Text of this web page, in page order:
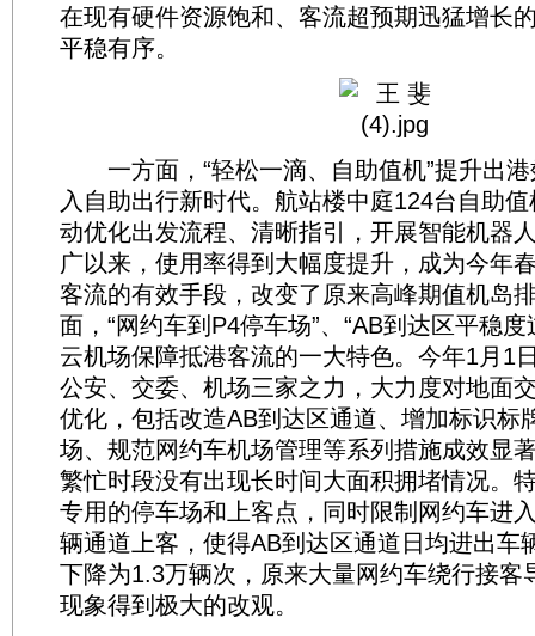
在现有硬件资源饱和、客流超预期迅猛增长
平稳有序。
一方面，“轻松一滴、自助值机”提升出港
入自助出行新时代。航站楼中庭124台自助
动优化出发流程、清晰指引，开展智能机器
广以来，使用率得到大幅度提升，成为今年
客流的有效手段，改变了原来高峰期值机岛
面，“网约车到P4停车场”、“AB到达区平稳
云机场保障抵港客流的一大特色。今年1月1
公安、交委、机场三家之力，大力度对地面
优化，包括改造AB到达区通道、增加标识标
场、规范网约车机场管理等系列措施成效显
繁忙时段没有出现长时间大面积拥堵情况。
专用的停车场和上客点，同时限制网约车进
辆通道上客，使得AB到达区通道日均进出车
下降为1.3万辆次，原来大量网约车绕行接客
现象得到极大的改观。